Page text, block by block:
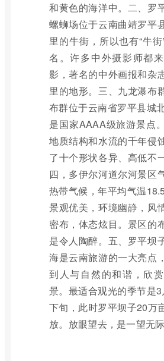
和黄色的海洋中。二、罗
螺蛳场位于云南曲靖罗平
里的牛街，所以也有“牛
名。许多中外摄影师都
影，著名的中外画报和杂
里的地形。三、九龙瀑布
布群位于云南省罗平县城
是国家AAAA级旅游景点
地质结构和水流的千年侵
了十个形状各异、高低不
四，多伊尔河道尔河景区
热带气候，年平均气温
景观优美，环境幽静，风
密布，体态炫目。景区的
是令人陶醉。五、罗平坝
海是云南旅游的一大亮点
到人与自然的和谐，欣
景。最适合观光的季节是
下旬，此时罗平坝子20万
放。放眼望去，是一望无际